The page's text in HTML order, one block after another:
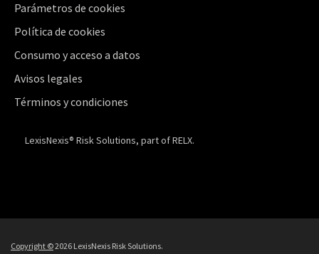
Parámetros de cookies
Política de cookies
Consumo y acceso a datos
Avisos legales
Términos y condiciones
LexisNexis® Risk Solutions, part of RELX.
Copyright ©2026 LexisNexis Risk Solutions.